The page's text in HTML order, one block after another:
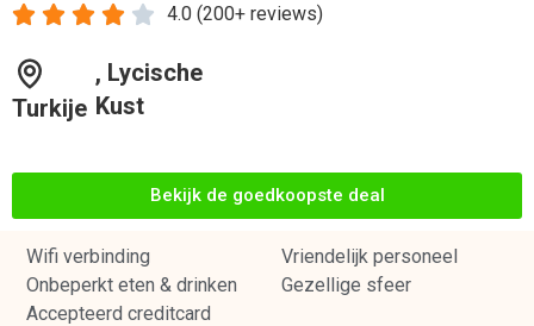
4.0 (200+ reviews)
    
Turkije
, Lycische
Kust
Bekijk de goedkoopste deal
Wifi verbinding
Vriendelijk personeel
Onbeperkt eten & drinken
Gezellige sfeer
Accepteerd creditcard